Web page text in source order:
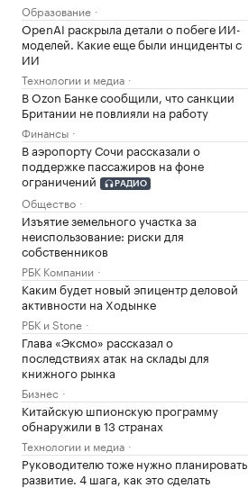
Образование
OpenAI раскрыла детали о побеге ИИ-
моделей. Какие еще были инциденты с
ИИ
Технологии и медиа
В Ozon Банке сообщили, что санкции
Британии не повлияли на работу
Финансы
В аэропорту Сочи рассказали о
поддержке пассажиров на фоне
ограничений
РАДИО
Общество
Изъятие земельного участка за
неиспользование: риски для
собственников
РБК Компании
Каким будет новый эпицентр деловой
активности на Ходынке
РБК и Stone
Глава «Эксмо» рассказал о
последствиях атак на склады для
книжного рынка
Бизнес
Китайскую шпионскую программу
обнаружили в 13 странах
Технологии и медиа
Руководителю тоже нужно планировать
развитие. 4 шага, как это сделать